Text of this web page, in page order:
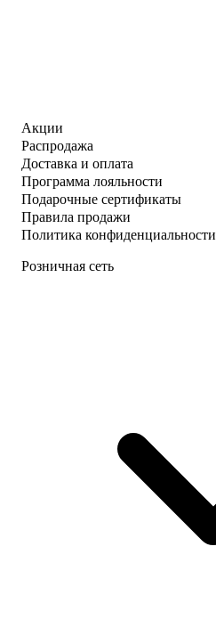
Акции
Распродажа
Доставка и оплата
Программа лояльности
Подарочные сертификаты
Правила продажи
Политика конфиденциальности
Розничная сеть